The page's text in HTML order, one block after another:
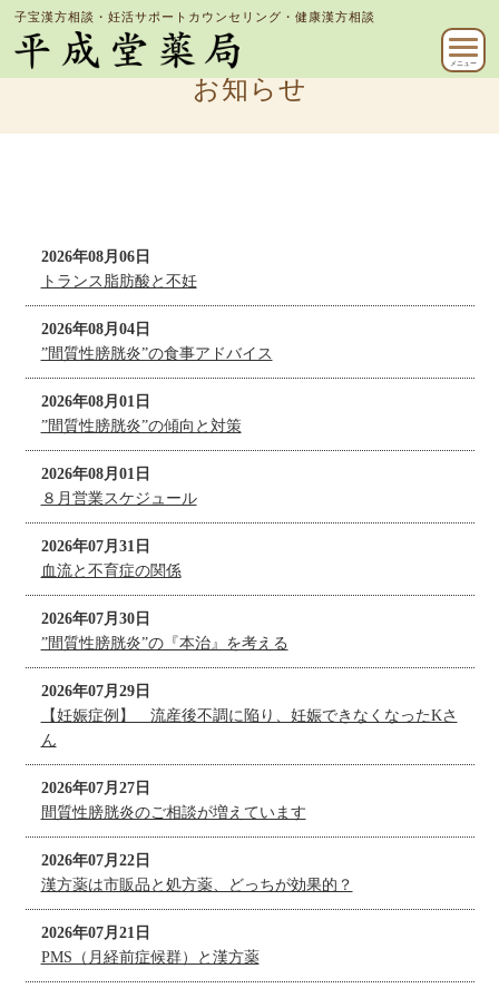
子宝漢方相談・妊活サポートカウンセリング・健康漢方相談
メニュー
お知らせ
2026年08月06日
トランス脂肪酸と不妊
2026年08月04日
”間質性膀胱炎”の食事アドバイス
2026年08月01日
”間質性膀胱炎”の傾向と対策
2026年08月01日
８月営業スケジュール
2026年07月31日
血流と不育症の関係
2026年07月30日
”間質性膀胱炎”の『本治』を考える
2026年07月29日
【妊娠症例】 流産後不調に陥り、妊娠できなくなったKさ
ん
2026年07月27日
間質性膀胱炎のご相談が増えています
2026年07月22日
漢方薬は市販品と処方薬、どっちが効果的？
2026年07月21日
PMS（月経前症候群）と漢方薬